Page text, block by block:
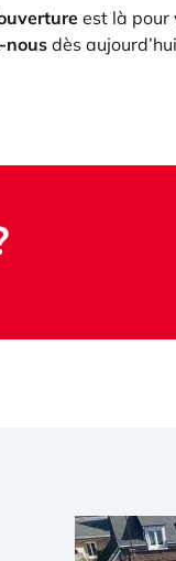
est là pour
nousdès